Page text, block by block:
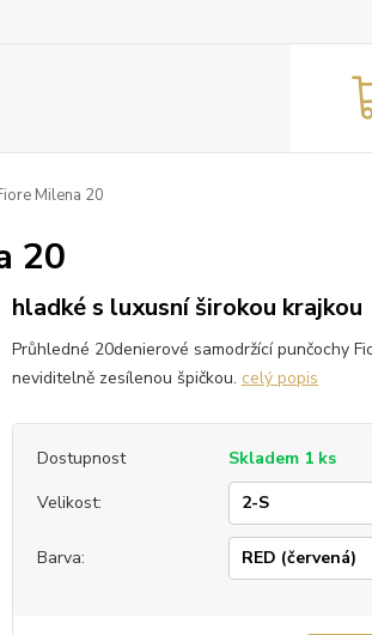
Milena 20
20
hladké s luxusní širokou krajkou
Průhledné 20denierové samodržící punčochy
neviditelně zesílenou špičkou. celý popis
Dostupnost
Skladem 1 ks
Velikost:
Barva: